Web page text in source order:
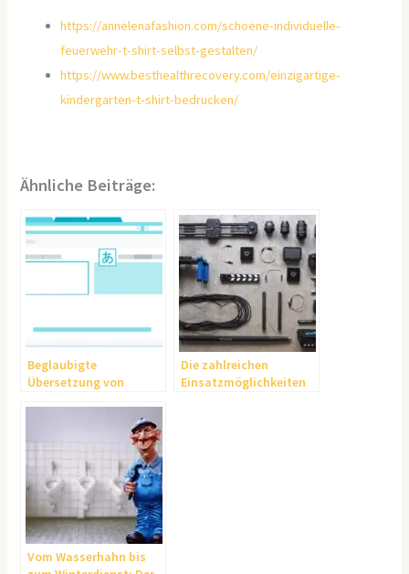
https://annelenafashion.com/schoene-individuelle-
feuerwehr-t-shirt-selbst-gestalten/
https://www.besthealthrecovery.com/einzigartige-
kindergarten-t-shirt-bedrucken/
Ähnliche Beiträge:
Beglaubigte
Übersetzung von
Die zahlreichen
Einsatzmöglichkeiten
Vom Wasserhahn bis